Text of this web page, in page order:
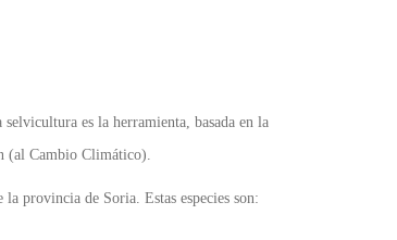
es la herramienta, basada en la
(al Cambio Climático).
provincia de Soria. Estas especies son: